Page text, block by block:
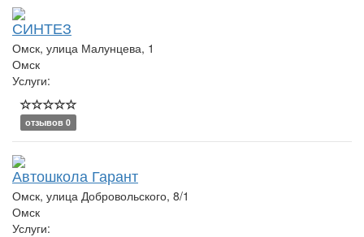
СИНТЕЗ
Омск, улица Малунцева, 1
Омск
Услуги:
отзывов 0
Автошкола Гарант
Омск, улица Добровольского, 8/1
Омск
Услуги: